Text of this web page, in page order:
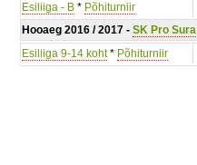
Esiliiga - B * Põhiturniir
Hooaeg 2016 / 2017 - SK Pro Sura
Esiliiga 9-14 koht* Põhiturniir